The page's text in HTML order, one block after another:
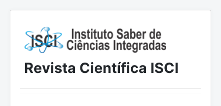
Revista Científica ISCI